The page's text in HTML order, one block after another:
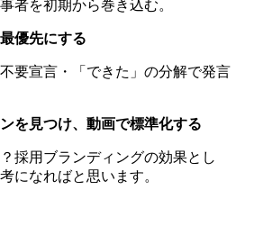
者を初期から巻き込む。
優先にする
要宣言・「できた」の分解で発言
を見つけ、動画で標準化する
採用ブランディングの効果とし
になればと思います。